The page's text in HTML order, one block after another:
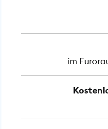
im